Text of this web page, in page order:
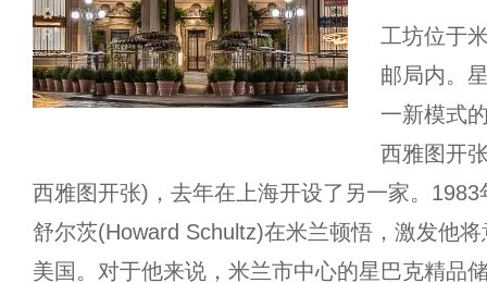
工坊位于
邮局内。
一新模式
西雅图开
西雅图开张)，去年在上海开设了另一家。1983
舒尔茨(Howard Schultz)在米兰顿悟，激发他
美国。对于他来说，米兰市中心的星巴克精品